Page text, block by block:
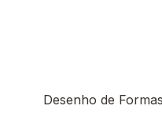
Desenho de